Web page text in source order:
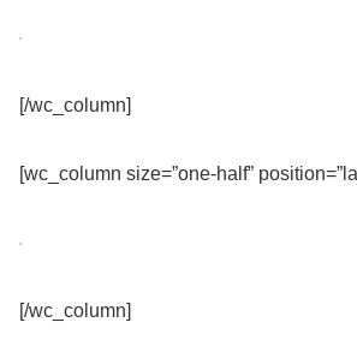
[/wc_column]
[wc_column size=”one-half”
[/wc_column]